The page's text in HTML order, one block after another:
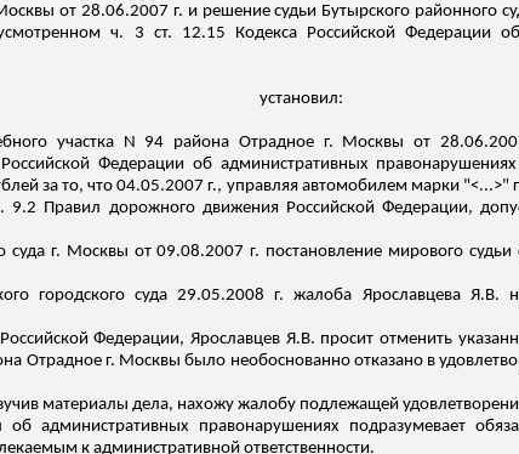
от 28.06.2007 г. и решение судьи Бутырского районного
ч. 3 ст. 12.15 Кодекса Российской Федерации
установил:
участка N 94 района Отрадное г. Москвы от
Федерации об административных
за то, что 04.05.2007 г., управляя автомобилем марки "<...>"
Правил дорожного движения Российской Федерации,
суда г. Москвы от 09.08.2007 г. постановление мирового
городского суда 29.05.2008 г. жалоба Ярославцева Я.В.
Федерации, Ярославцев Я.В. просит отменить
Отрадное г. Москвы было необоснованно отказано в
материалы дела, нахожу жалобу подлежащей
административных правонарушениях подразумевает
к административной ответственности.